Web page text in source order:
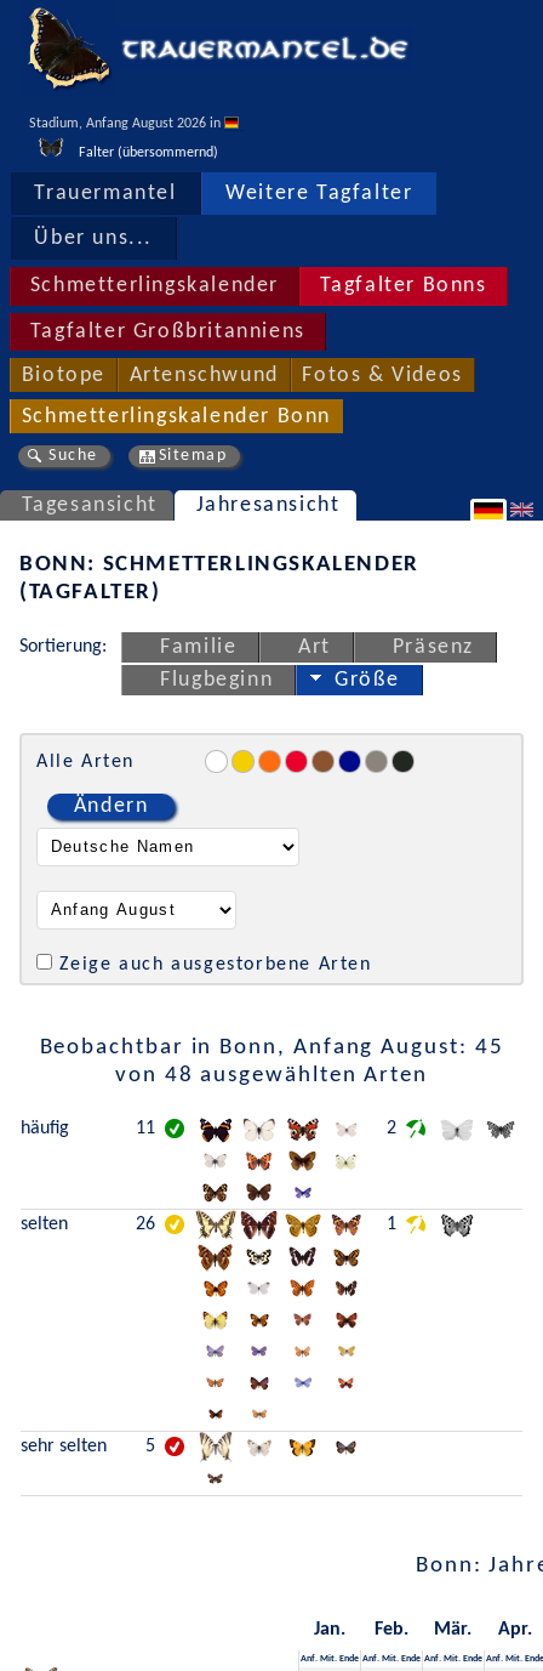
Stadium, Anfang August 2026 in
Falter (übersommernd)
Trauermantel Weitere Tagfalter
Über uns...
Schmetterlingskalender Tagfalter Bonns
Tagfalter Großbritanniens
Biotope Artenschwund Fotos & Videos
Schmetterlingskalender Bonn
Suche Sitemap
Tagesansicht Jahresansicht
BONN: SCHMETTERLINGSKALENDER
(TAGFALTER)
Sortierung: Familie Art
Präsenz
Flugbeginn
Größe
Alle Arten
Ändern
Zeige auch ausgestorbene Arten
Beobachtbar in Bonn, Anfang August: 45
von 48 ausgewählten Arten
häufig 11 2
selten 26 1
sehr selten 5
Bonn:
Jan. Feb. Mär. Apr.
Anf. Mit. Ende Anf. Mit. Ende Anf. Mit. Ende Anf. Mit. Ende